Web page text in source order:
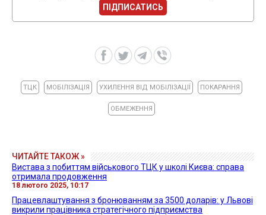
ПІДПИСАТИСЬ
ТЦК МОБІЛІЗАЦІЯ УХИЛЕННЯ ВІД МОБІЛІЗАЦІЇ ПОКАРАННЯ
ОБМЕЖЕННЯ
ЧИТАЙТЕ ТАКОЖ »
Вистава з побиттям військового ТЦК у школі Києва: справа
отримала продовження
18 лютого 2025, 10:17
Працевлаштування з бронюванням за 3500 доларів: у Львові
викрили працівника стратегічного підприємства